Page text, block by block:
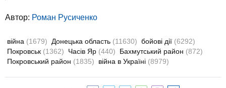
Автор: Роман Русиченко
війна (1679) Донецька область (11630) бойові дії (6292)
Покровськ (1362) Часів Яр (440) Бахмутський район (872)
Покровський район (1835) війна в Україні (8979)